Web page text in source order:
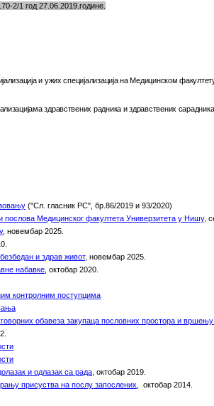
2/1 год 27.06.2019.године.
и ужих специјализација на Медицинском
здравствених радника и здравствених
("Сл. гласник РС", бр.86/2019 и 93/2020)
послова Медицинског факултета Универзитета у Нишу,
, новембар 2025.
безбедан и здрав живот, новембар 2025.
набавке , октобар 2020.
контролним поступцима
обавеза закупаца пословних простора и вршењу
и одлазак са рада , октобар 2019.
присуства на послу запослених октобар 2014.